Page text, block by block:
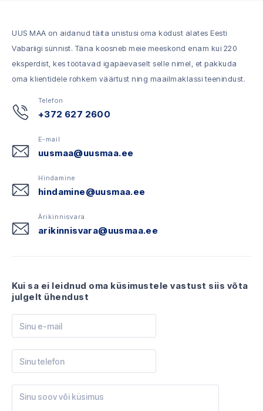
UUS MAA on aidanud täita unistusi oma kodust alates Eesti
Vabariigi sünnist. Täna koosneb meie meeskond enam kui 220
eksperdist, kes töötavad igapäevaselt selle nimel, et pakkuda
oma klientidele rohkem väärtust ning maailmaklassi teenindust.
Telefon
+372 627 2600
E-mail
uusmaa@uusmaa.ee
Hindamine
hindamine@uusmaa.ee
Ärikinnisvara
arikinnisvara@uusmaa.ee
Kui sa ei leidnud oma küsimustele vastust siis võta
julgelt ühendust